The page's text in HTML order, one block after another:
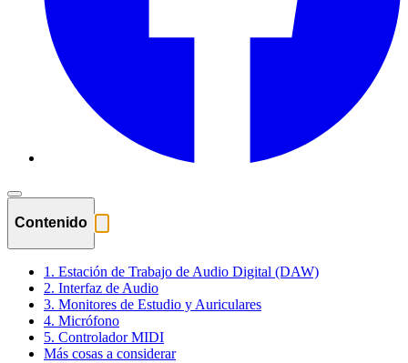
Contenido
1. Estación de Trabajo de Audio Digital (DAW)
2. Interfaz de Audio
3. Monitores de Estudio y Auriculares
4. Micrófono
5. Controlador MIDI
Más cosas a considerar